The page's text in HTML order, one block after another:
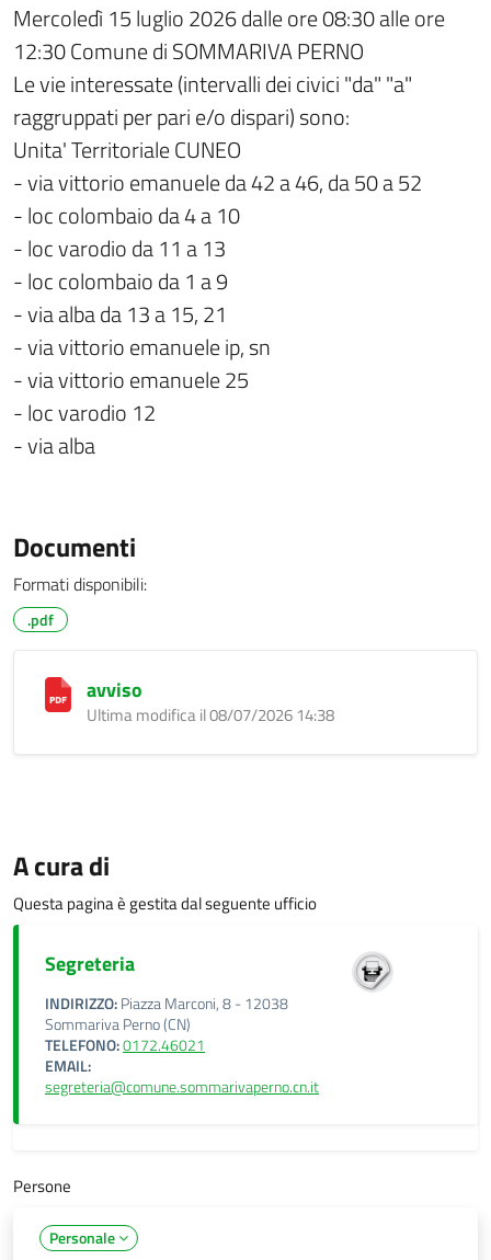
Mercoledì 15 luglio 2026 dalle ore 08:30 alle ore
12:30 Comune di SOMMARIVA PERNO
Le vie interessate (intervalli dei civici "da" "a"
raggruppati per pari e/o dispari) sono:
Unita' Territoriale CUNEO
- via vittorio emanuele da 42 a 46, da 50 a 52
- loc colombaio da 4 a 10
- loc varodio da 11 a 13
- loc colombaio da 1 a 9
- via alba da 13 a 15, 21
- via vittorio emanuele ip, sn
- via vittorio emanuele 25
- loc varodio 12
- via alba
Documenti
Formati disponibili:
.pdf
avviso
Ultima modifica il 08/07/2026 14:38
A cura di
Questa pagina è gestita dal seguente ufficio
Segreteria
INDIRIZZO:Piazza Marconi, 8 - 12038
Sommariva Perno (CN)
TELEFONO:0172.46021
EMAIL:
segreteria@comune.sommarivaperno.cn.it
Persone
Personale